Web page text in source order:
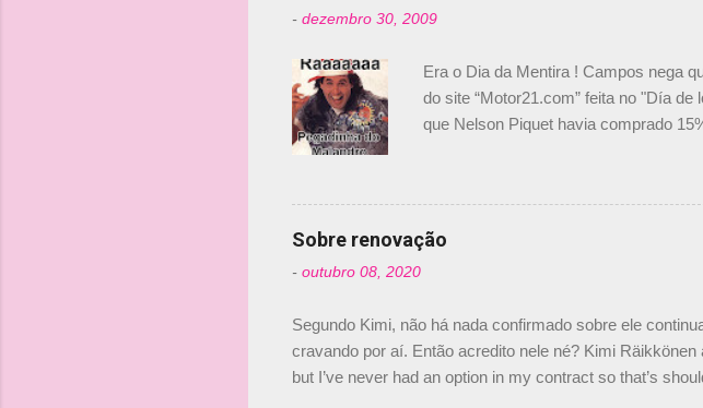
- dezembro 30, 2009
Era o Dia da Mentira ! Campos nega
do site “Motor21.com” feita no "Día
que Nelson Piquet havia comprado
dirigente foi taxativo ao declarar que
verdade, nós recebemos uma oferta
Senna, não podemos ter dois
Sobre renovação
- outubro 08, 2020
Segundo Kimi, não há nada confirmado sobre ele
cravando por aí. Então acredito nele né? Kimi
but I’ve never had an option in my contract so that’s